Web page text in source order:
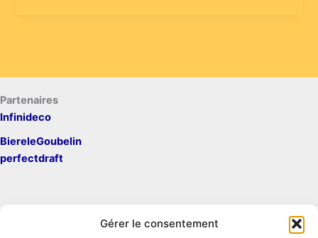
Gérer le consentement
Partenaires
Infinideco
BiereleGoubelin
perfectdraft